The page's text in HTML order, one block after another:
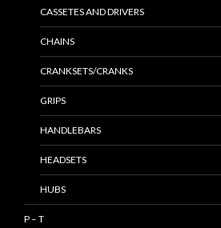
CASSETES AND DRIVERS
CHAINS
CRANKSETS/CRANKS
GRIPS
HANDLEBARS
HEADSETS
HUBS
P – T